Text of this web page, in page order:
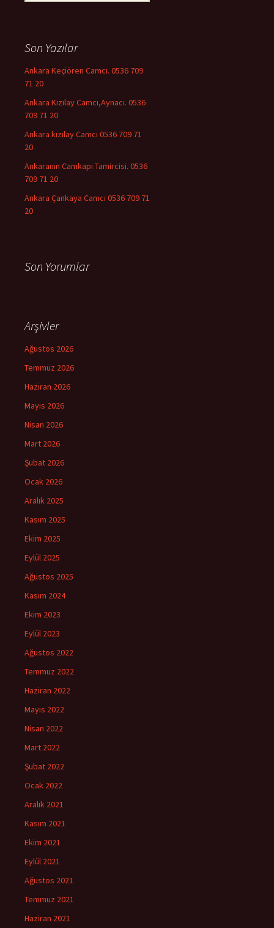
Son Yazılar
Ankara Keçiören Camcı. 0536 709
71 20
Ankara Kızılay Camcı,Aynacı. 0536
709 71 20
Ankara kızılay Camcı 0536 709 71
20
Ankaranın Camkapı Tamircisi. 0536
709 71 20
Ankara Çankaya Camcı 0536 709 71
20
Son Yorumlar
Arşivler
Ağustos 2026
Temmuz 2026
Haziran 2026
Mayıs 2026
Nisan 2026
Mart 2026
Şubat 2026
Ocak 2026
Aralık 2025
Kasım 2025
Ekim 2025
Eylül 2025
Ağustos 2025
Kasım 2024
Ekim 2023
Eylül 2023
Ağustos 2022
Temmuz 2022
Haziran 2022
Mayıs 2022
Nisan 2022
Mart 2022
Şubat 2022
Ocak 2022
Aralık 2021
Kasım 2021
Ekim 2021
Eylül 2021
Ağustos 2021
Temmuz 2021
Haziran 2021